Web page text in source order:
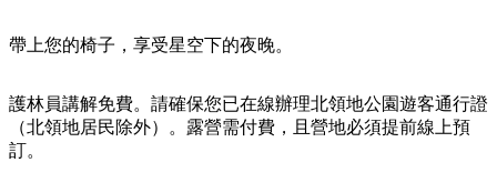
地
區
劃
的
旅
劃
具
帶上您的椅子，享受星空下的夜晚。
護林員講解免費。請確保您已在線辦理北領地公園遊客通行證
（北領地居民除外）。露營需付費，且營地必須提前線上預
訂。